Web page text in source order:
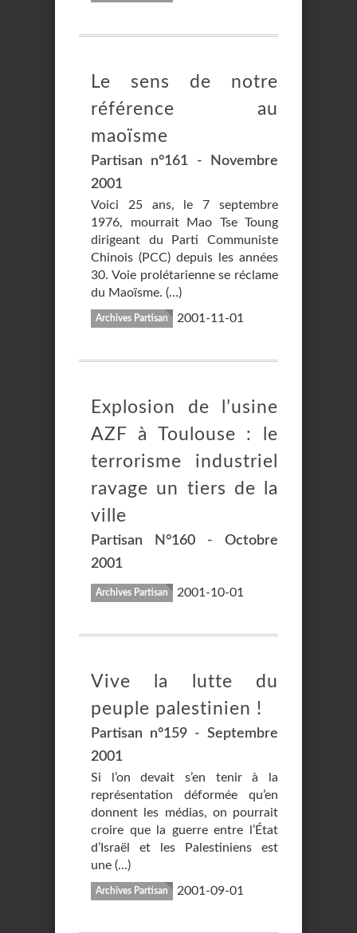
Le sens de notre
référence au
maoïsme
Partisan n°161 - Novembre
2001
Voici 25 ans, le 7 septembre
1976, mourrait Mao Tse Toung
dirigeant du Parti Communiste
Chinois (PCC) depuis les années
30. Voie prolétarienne se réclame
du Maoïsme. (…)
Archives Partisan 2001-11-01
Explosion de l’usine
AZF à Toulouse : le
terrorisme industriel
ravage un tiers de la
ville
Partisan N°160 - Octobre
2001
Archives Partisan 2001-10-01
Vive la lutte du
peuple palestinien !
Partisan n°159 - Septembre
2001
Si l’on devait s’en tenir à la
représentation déformée qu’en
donnent les médias, on pourrait
croire que la guerre entre l’État
d’Israël et les Palestiniens est
une (…)
Archives Partisan 2001-09-01